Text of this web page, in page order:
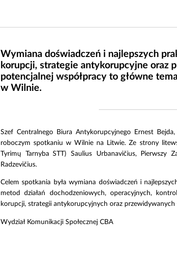
Wymiana doświadczeń i najlepszych
korupcji, strategie antykorupcyjne oraz
potencjalnej współpracy to główne
w Wilnie.
Szef Centralnego Biura Antykorupcyjnego Ernest
roboczym spotkaniu w Wilnie na Litwie. Ze strony
Tyrimų Tarnyba STT) Saulius Urbanavičius, Pierwszy
Radzevičius.
Celem spotkania była wymiana doświadczeń i
metod działań dochodzeniowych, operacyjnych,
korupcji, strategii antykorupcyjnych oraz przewidywanych
Wydział Komunikacji Społecznej CBA